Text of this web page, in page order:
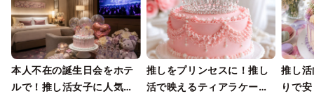
本人不在の誕生日会をホテ
ルで！推し活女子に人気の
推しをプリンセスに！推し
活で映えるティアラケーキ
推し
りで